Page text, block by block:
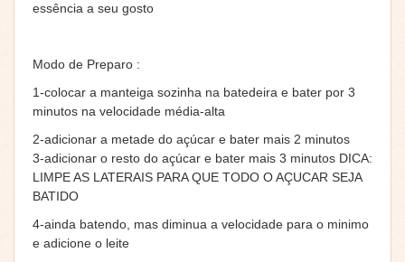
essência a seu gosto
Modo de Preparo :
1-colocar a manteiga sozinha na batedeira e bater por 3
minutos na velocidade média-alta
2-adicionar a metade do açúcar e bater mais 2 minutos
3-adicionar o resto do açúcar e bater mais 3 minutos DICA:
LIMPE AS LATERAIS PARA QUE TODO O AÇUCAR SEJA
BATIDO
4-ainda batendo, mas diminua a velocidade para o minimo
e adicione o leite